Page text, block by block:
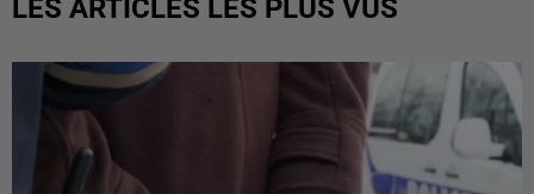
LES ARTICLES LES PLUS VUS